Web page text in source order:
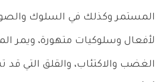
المستمر وكذلك في السلوك
لأفعال وسلوكيات متهورة، ويمر
الغضب والاكتئاب، والقلق التي